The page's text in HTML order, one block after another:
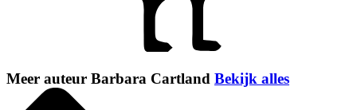
Meer auteur Barbara Cartland Bekijk alles